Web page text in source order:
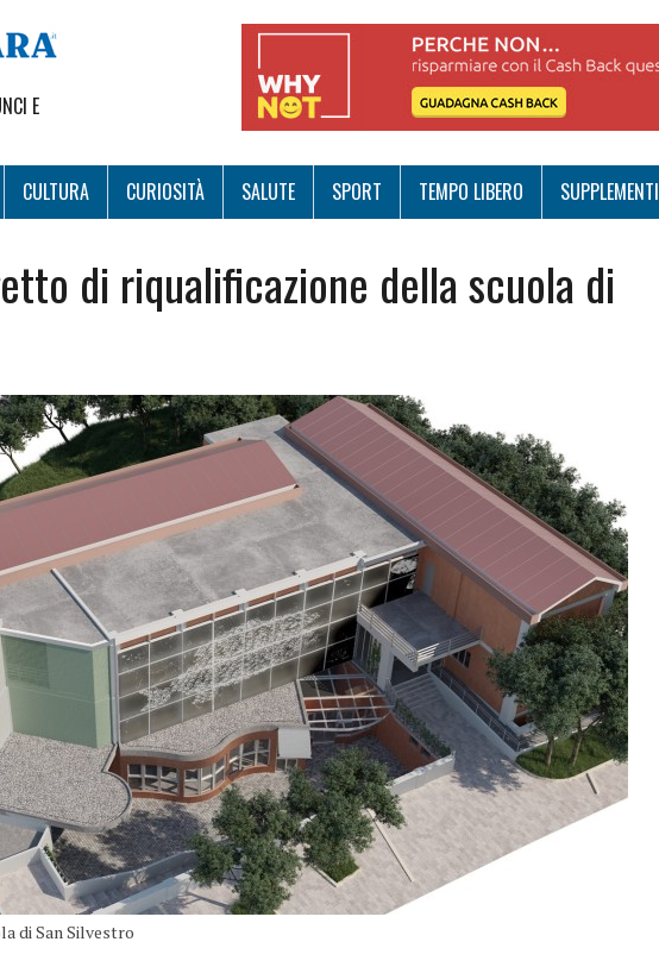
E
CULTURA CURIOSITÀ SALUTE SPORT TEMPO LIBERO SUPPLEMENTI
di riqualificazione della scuola di
di San Silvestro